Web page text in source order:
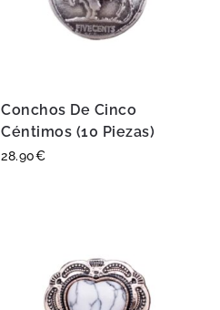
Conchos De Cinco
Céntimos (10 Piezas)
28.90€